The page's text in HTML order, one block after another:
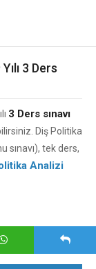
3 Ders
3 Ders sınavı
Diş Politika
sınavı), tek ders,
Analizi